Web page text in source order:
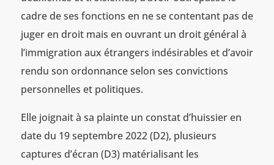
cadre de ses fonctions en ne se contentant pas de
juger en droit mais en ouvrant un droit général à
l’immigration aux étrangers indésirables et d’avoir
rendu son ordonnance selon ses convictions
personnelles et politiques.
Elle joignait à sa plainte un constat d’huissier en
date du 19 septembre 2022 (D2), plusieurs
captures d’écran (D3) matérialisant les